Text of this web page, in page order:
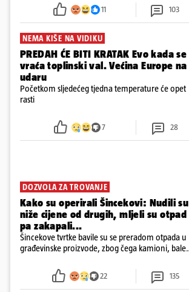
požar, rekao je vlasnik
11 103
NEMA KIŠE NA VIDIKU
PREDAH ĆE BITI KRATAK Evo kada se
vraća toplinski val. Većina Europe na
udaru
Početkom sljedećeg tjedna temperature će opet
rasti
7 28
DOZVOLA ZA TROVANJE
Kako su operirali Šincekovi: Nudili su
niže cijene od drugih, mljeli su otpad
pa zakapali...
Šincekove tvrtke bavile su se preradom otpada u
građevinske proizvode, zbog čega kamioni, bale
22 135